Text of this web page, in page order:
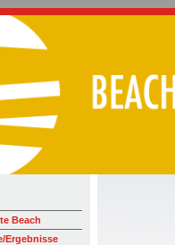
Beach
Ergebnisse